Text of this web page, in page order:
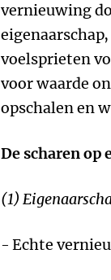
vernieuwing
voelsprieten
voor waarde
opschalen en
De scharen op
(1)
- Echte